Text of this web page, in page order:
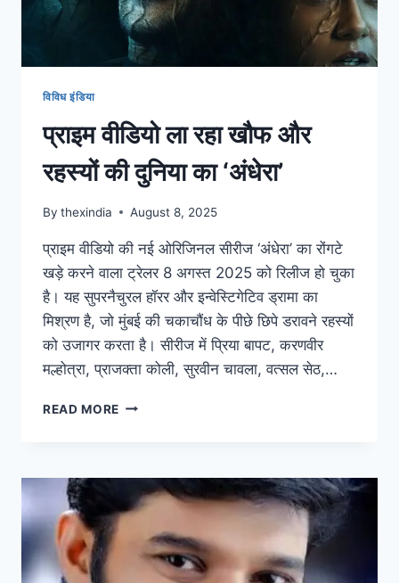
विविध इंडिया
प्राइम वीडियो ला रहा खौफ और
रहस्यों की दुनिया का ‘अंधेरा’
By thexindia August 8, 2025
प्राइम वीडियो की नई ओरिजिनल सीरीज ‘अंधेरा’ का रोंगटे
खड़े करने वाला ट्रेलर 8 अगस्त 2025 को रिलीज हो चुका
है। यह सुपरनैचुरल हॉरर और इन्वेस्टिगेटिव ड्रामा का
मिश्रण है, जो मुंबई की चकाचौंध के पीछे छिपे डरावने रहस्यों
को उजागर करता है। सीरीज में प्रिया बापट, करणवीर
मल्होत्रा, प्राजक्ता कोली, सुरवीन चावला, वत्सल सेठ,…
READ MORE